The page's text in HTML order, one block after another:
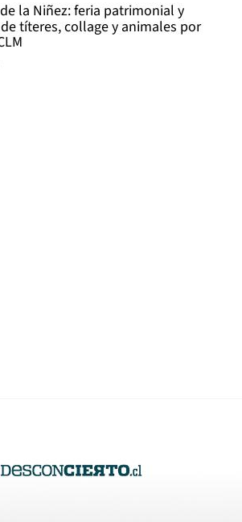
la Niñez: feria patrimonial y
títeres, collage y animales por